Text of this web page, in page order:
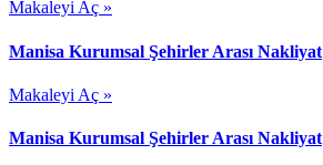
Makaleyi Aç »
Manisa Kurumsal Şehirler Arası Nakliyat
Makaleyi Aç »
Manisa Kurumsal Şehirler Arası Nakliyat